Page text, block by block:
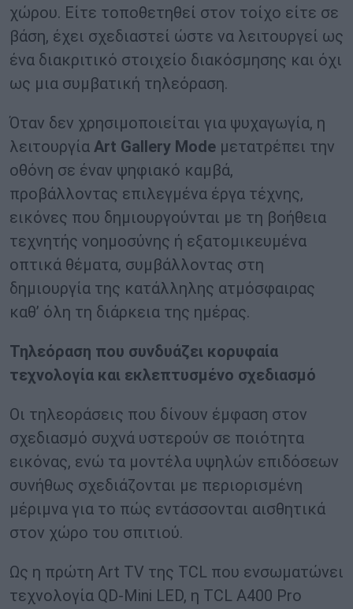
χώρου. Είτε τοποθετηθεί στον τοίχο είτε σε
βάση, έχει σχεδιαστεί ώστε να λειτουργεί ως
ένα διακριτικό στοιχείο διακόσμησης και όχι
ως μια συμβατική τηλεόραση.
Όταν δεν χρησιμοποιείται για ψυχαγωγία, η
λειτουργία Art Gallery Mode μετατρέπει την
οθόνη σε έναν ψηφιακό καμβά,
προβάλλοντας επιλεγμένα έργα τέχνης,
εικόνες που δημιουργούνται με τη βοήθεια
τεχνητής νοημοσύνης ή εξατομικευμένα
οπτικά θέματα, συμβάλλοντας στη
δημιουργία της κατάλληλης ατμόσφαιρας
καθ’ όλη τη διάρκεια της ημέρας.
Τηλεόραση που συνδυάζει κορυφαία
τεχνολογία και εκλεπτυσμένο σχεδιασμό
Οι τηλεοράσεις που δίνουν έμφαση στον
σχεδιασμό συχνά υστερούν σε ποιότητα
εικόνας, ενώ τα μοντέλα υψηλών επιδόσεων
συνήθως σχεδιάζονται με περιορισμένη
μέριμνα για το πώς εντάσσονται αισθητικά
στον χώρο του σπιτιού.
Ως η πρώτη Art TV της TCL που ενσωματώνει
τεχνολογία QD-Mini LED, η TCL A400 Pro